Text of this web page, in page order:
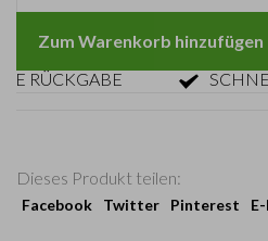
Zum Warenkorb hinzufügen
Dieses Produkt teilen:
Facebook Twitter Pinterest